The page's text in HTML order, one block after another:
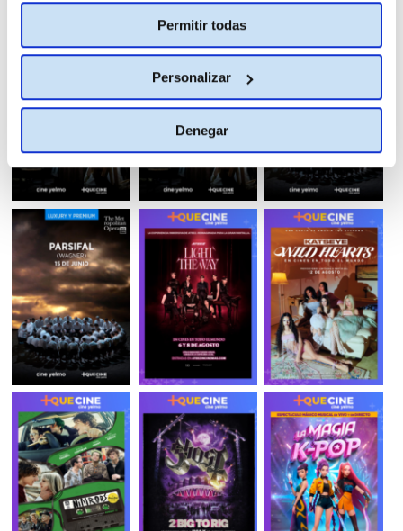
Permitir todas
Personalizar
Denegar